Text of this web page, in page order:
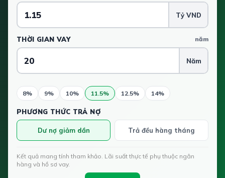
Tỷ VND
THỜI GIAN VAY năm
Năm
8% 9% 10% 11.5% 12.5% 14%
PHƯƠNG THỨC TRẢ NỢ
Dư nợ giảm dần Trả đều hàng tháng
Kết quả mang tính tham khảo. Lãi suất thực tế phụ thuộc ngân
hàng và hồ sơ vay.